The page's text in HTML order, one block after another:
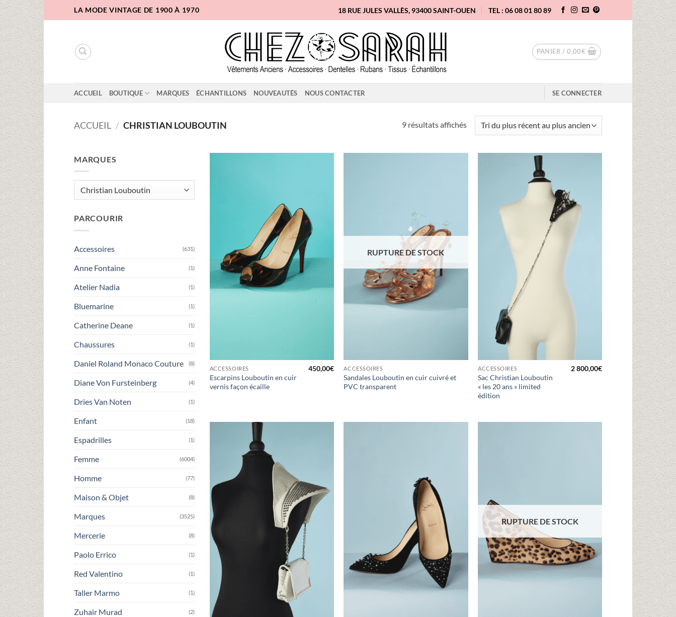
au
LA MODE VINTAGE DE 1900 À 1970 18 RUE JULES VALLÈS, 93400 SAINT-OUEN TEL : 06 08 01 80 89
PANIER /0,00€
ACCUEIL BOUTIQUE MARQUES ÉCHANTILLONS NOUVEAUTÉS NOUS CONTACTER SE CONNECTER
ACCUEIL / CHRISTIAN LOUBOUTIN 9 résultats affichésTrié
du
récent
MARQUES
PARCOURIR
Accessoires (631)
Anne Fontaine (1)
Atelier Nadia (1)
Bluemarine (1)
Catherine Deane (1)
Chaussures (1)
Daniel Roland Monaco Couture (8)
Diane Von Fursteinberg (4)
Dries Van Noten (1)
Enfant (18)
Espadrilles (1)
Femme (6004)
Homme (77)
Maison & Objet (8)
Marques (3525)
Mercerie (8)
Paolo Errico (1)
Red Valentino (1)
Taller Marmo (1)
Zuhair Murad (2)
ACCESSOIRES
Escarpins Louboutin en cuir
vernis façon écaille
450,00€
RUPTURE DE STOCK
ACCESSOIRES
Sandales Louboutin en cuir cuivré et
PVC transparent
ACCESSOIRES
Sac Christian Louboutin
« les 20 ans » limited
édition
2 800,00€
RUPTURE DE STOCK